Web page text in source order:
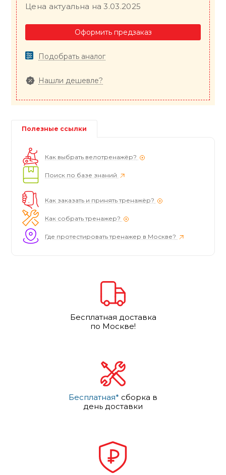
Цена актуальна на 3.03.2025
Оформить предзаказ
Подобрать аналог
Нашли дешевле?
Полезные ссылки
Как выбрать велотренажёр?
Поиск по базе знаний
Как заказать и принять тренажёр?
Как собрать тренажер?
Где протестировать тренажер в Москве?
Бесплатная доставка
по Москве!
Бесплатная* сборка в
день доставки